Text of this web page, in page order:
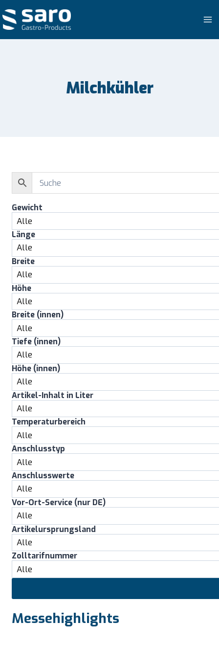
Inhalt
springen
Milchkühler
Gewicht
Länge
Breite
Höhe
Breite (innen)
Tiefe (innen)
Höhe (innen)
Artikel-Inhalt in Liter
Temperaturbereich
Anschlusstyp
Anschlusswerte
Vor-Ort-Service (nur DE)
Artikelursprungsland
Zolltarifnummer
Messehighlights